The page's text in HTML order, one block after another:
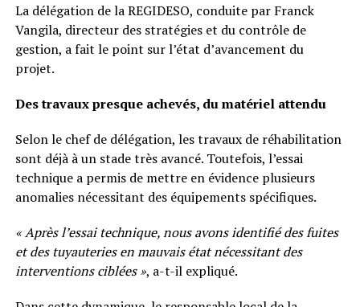
La délégation de la REGIDESO, conduite par Franck
Vangila, directeur des stratégies et du contrôle de
gestion, a fait le point sur l’état d’avancement du
projet.
Des travaux presque achevés, du matériel attendu
Selon le chef de délégation, les travaux de réhabilitation
sont déjà à un stade très avancé. Toutefois, l’essai
technique a permis de mettre en évidence plusieurs
anomalies nécessitant des équipements spécifiques.
« Après l’essai technique, nous avons identifié des fuites
et des tuyauteries en mauvais état nécessitant des
interventions ciblées », a-t-il expliqué.